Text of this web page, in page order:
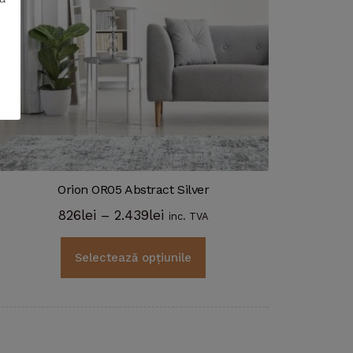
Orion OR05 Abstract Silver
826lei – 2.439lei Interval
de
prețuri:
826lei
inc. TVA
Selectează opțiunile